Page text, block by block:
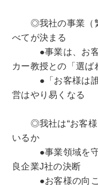
◎我社の事業（繁
べてが決まる
●事業は、お客様
カー教授との「選ば
●「お客様は誰か
営はやり易くなる
◎我社は“お客様
いるか
●事業領域を守る
良企業J社の決断
●お客様の向こう